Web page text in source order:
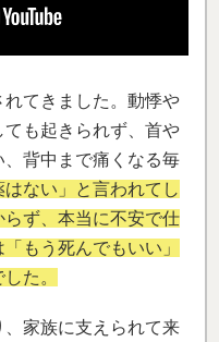
てきました。動悸や
も起きられず、首や
背中まで痛くなる毎
ない」と言われてし
ず、本当に不安で仕
もう死んでもいい」
た。
家族に支えられて来